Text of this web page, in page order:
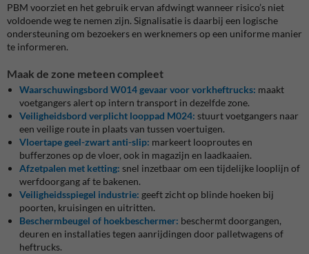
PBM voorziet en het gebruik ervan afdwingt wanneer risico’s niet
voldoende weg te nemen zijn. Signalisatie is daarbij een logische
ondersteuning om bezoekers en werknemers op een uniforme manier
te informeren.
Maak de zone meteen compleet
Waarschuwingsbord W014 gevaar voor vorkheftrucks: maakt
voetgangers alert op intern transport in dezelfde zone.
Veiligheidsbord verplicht looppad M024: stuurt voetgangers naar
een veilige route in plaats van tussen voertuigen.
Vloertape geel-zwart anti-slip: markeert looproutes en
bufferzones op de vloer, ook in magazijn en laadkaaien.
Afzetpalen met ketting: snel inzetbaar om een tijdelijke looplijn of
werfdoorgang af te bakenen.
Veiligheidsspiegel industrie: geeft zicht op blinde hoeken bij
poorten, kruisingen en uitritten.
Beschermbeugel of hoekbeschermer: beschermt doorgangen,
deuren en installaties tegen aanrijdingen door palletwagens of
heftrucks.